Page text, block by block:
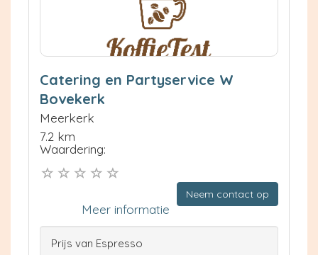
Catering en Partyservice W
Bovekerk
Meerkerk
7.2 km
Waardering:
Neem contact op
Meer informatie
Prijs van Espresso